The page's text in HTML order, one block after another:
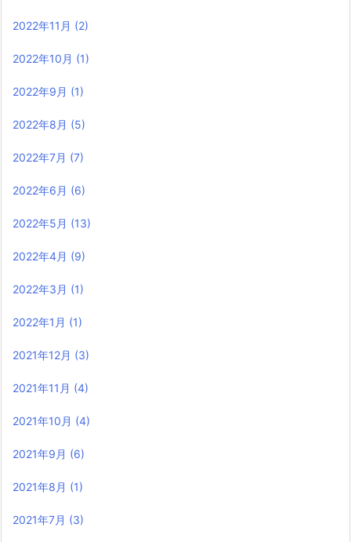
2022年11月 (2)
2022年10月 (1)
2022年9月 (1)
2022年8月 (5)
2022年7月 (7)
2022年6月 (6)
2022年5月 (13)
2022年4月 (9)
2022年3月 (1)
2022年1月 (1)
2021年12月 (3)
2021年11月 (4)
2021年10月 (4)
2021年9月 (6)
2021年8月 (1)
2021年7月 (3)